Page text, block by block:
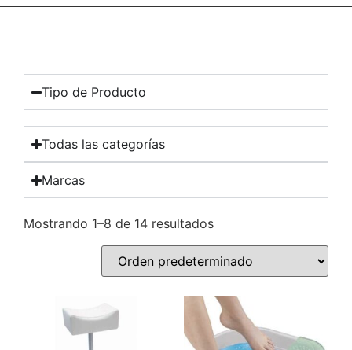
Tipo de Producto
Todas las categorías
Marcas
Mostrando 1–8 de 14 resultados